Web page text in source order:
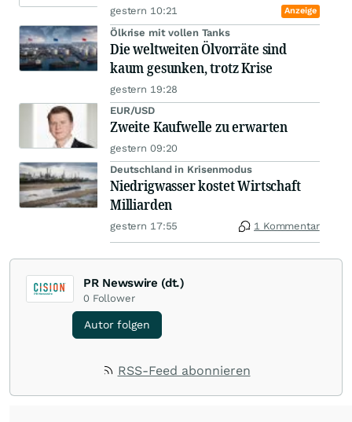
gestern 10:21 Anzeige
Ölkrise mit vollen Tanks
Die weltweiten Ölvorräte sind
kaum gesunken, trotz Krise
gestern 19:28
EUR/USD
Zweite Kaufwelle zu erwarten
gestern 09:20
Deutschland in Krisenmodus
Niedrigwasser kostet Wirtschaft
Milliarden
gestern 17:55 1 Kommentar
PR Newswire (dt.)
0 Follower
Autor folgen
RSS-Feed abonnieren